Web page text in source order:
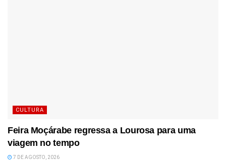
CULTURA
Feira Moçárabe regressa a Lourosa para uma
viagem no tempo
7 DE AGOSTO, 2026